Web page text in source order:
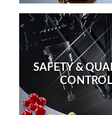
SAFETY &